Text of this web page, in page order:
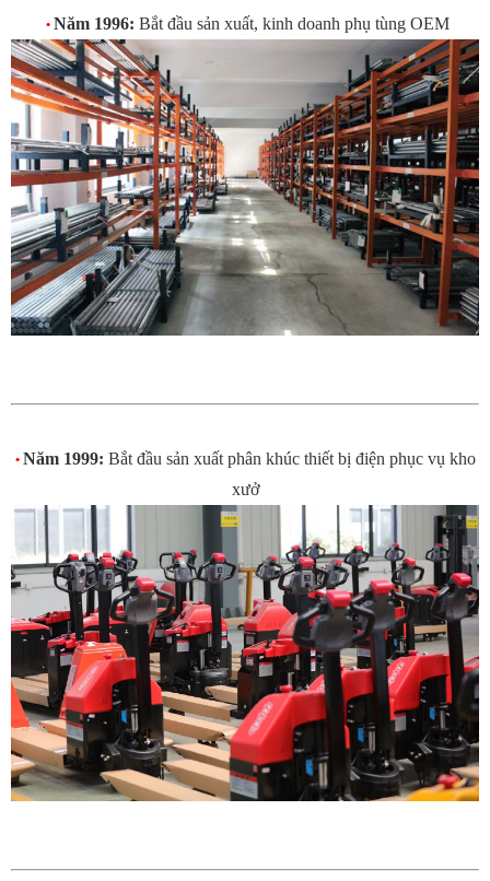
• Năm 1996: Bắt đầu sản xuất, kinh doanh phụ tùng OEM
• Năm 1999: Bắt đầu sản xuất phân khúc thiết bị điện phục vụ kho
xưở